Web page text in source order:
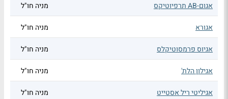
אגום-AB תרפיוטיקס
מניה חו"ל
אגורא מניה חו"ל
אגיוס פרמסוטיקלס מניה חו"ל
אגילון הלת' מניה חו"ל
אגיליטי ריל אסטייט מניה חו"ל